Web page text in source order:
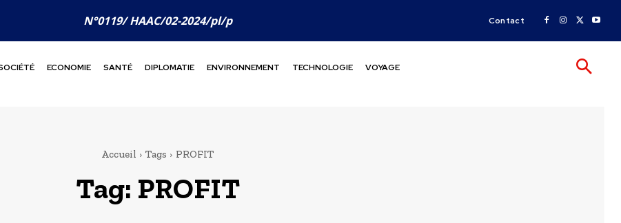
N°0119/ HAAC/02-2024/pl/p Contact
ECONOMIE SANTÉ DIPLOMATIE ENVIRONNEMENT TECHNOLOGIE VOYAGE
Accueil Tags PROFIT
Tag: PROFIT